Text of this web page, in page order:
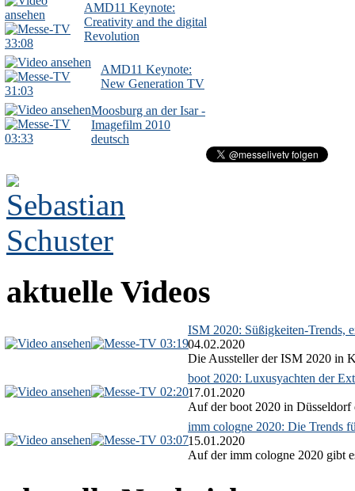
33:08
AMD11 Keynote:
Creativity and the digital
Revolution
31:03
AMD11 Keynote:
New Generation TV
03:33
Moosburg an der Isar -
Imagefilm 2010
deutsch
aktuelle Videos
03:19
ISM 2020: Süßigkeiten-Trends,
04.02.2020
Die Aussteller der ISM 2020 in
02:20
boot 2020: Luxusyachten der
17.01.2020
Auf der boot 2020 in Düsseldorf
03:07
imm cologne 2020: Die Trends
15.01.2020
Auf der imm cologne 2020 gibt